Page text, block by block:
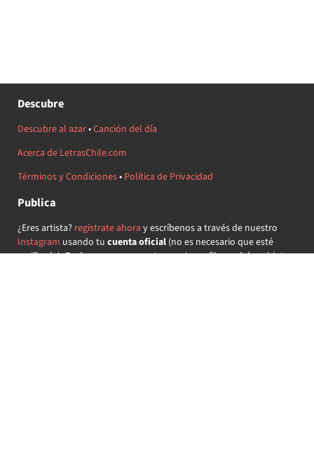
Descubre
Descubre al azar•Canción del día
Acerca de LetrasChile.com
Términos y Condiciones• Política de Privacidad
Publica
¿Eres artista? regístrate ahora y escríbenos a través de nuestro
Instagram usando tu cuenta oficial(no es necesario que esté
verificada) ¡Te daremos acceso a tu propio perfil y podrás subir tus